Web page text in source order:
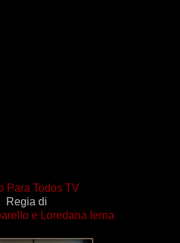
Para Todos TV
Regia di
e Loredana Ierna